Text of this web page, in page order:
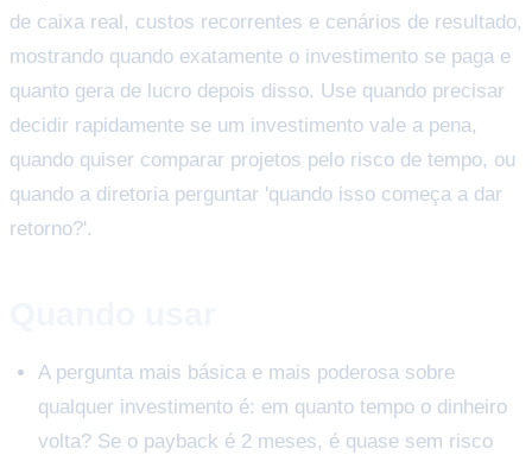
de caixa real, custos recorrentes e cenários de resultado,
mostrando quando exatamente o investimento se paga e
quanto gera de lucro depois disso. Use quando precisar
decidir rapidamente se um investimento vale a pena,
quando quiser comparar projetos pelo risco de tempo, ou
quando a diretoria perguntar 'quando isso começa a dar
retorno?'.
A pergunta mais básica e mais poderosa sobre
qualquer investimento é: em quanto tempo o dinheiro
volta? Se o payback é 2 meses, é quase sem risco